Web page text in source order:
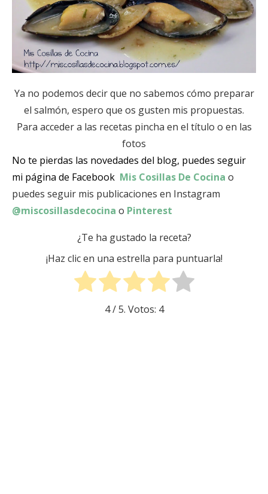
Ya no podemos decir que no sabemos cómo preparar
el salmón, espero que os gusten mis propuestas.
Para acceder a las recetas pincha en el título o en las
fotos
No te pierdas las novedades del blog, puedes seguir
mi página de Facebook Mis Cosillas De Cocina o
puedes seguir mis publicaciones en Instagram
@miscosillasdecocina o Pinterest
¿Te ha gustado la receta?
¡Haz clic en una estrella para puntuarla!
4/ 5. Votos: 4